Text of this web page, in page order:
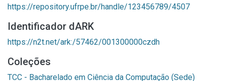
https://repository.ufrpe.br/handle/123456789/4507
Identificador dARK
https://n2t.net/ark:/57462/001300000czdh
Coleções
TCC - Bacharelado em Ciência da Computação (Sede)